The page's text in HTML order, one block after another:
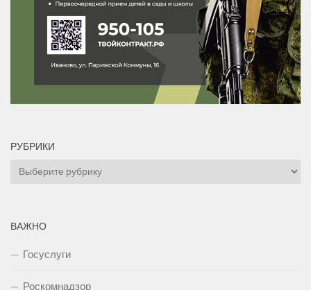
РУБРИКИ
Рубрики
ВАЖНО
Госуслуги
Роскомнадзор